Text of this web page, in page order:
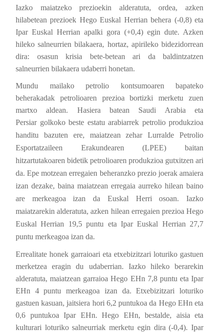
Iazko maiatzeko prezioekin alderatuta, ordea, azken
hilabetean prezioek Hego Euskal Herrian behera (-0,8) eta
Ipar Euskal Herrian apalki gora (+0,4) egin dute. Azken
hileko salneurrien bilakaera, hortaz, apirileko bidezidorrean
dira: osasun krisia bete-betean ari da baldintzatzen
salneurrien bilakaera udaberri honetan.
Mundu mailako petrolio kontsumoaren bapateko
beherakadak petrolioaren prezioa bortizki merketu zuen
martxo aldean. Hasiera batean Saudi Arabia eta
Persiar golkoko beste estatu arabiarrek petrolio produkzioa
handitu bazuten ere, maiatzean zehar Lurralde Petrolio
Esportatzaileen Erakundearen (LPEE) baitan
hitzartutakoaren bidetik petrolioaren produkzioa gutxitzen ari
da. Epe motzean erregaien beheranzko prezio joerak amaiera
izan dezake, baina maiatzean erregaia aurreko hilean baino
are merkeagoa izan da Euskal Herri osoan. Iazko
maiatzarekin alderatuta, azken hilean erregaien prezioa Hego
Euskal Herrian 19,5 puntu eta Ipar Euskal Herrian 27,7
puntu merkeagoa izan da.
Errealitate honek garraioari eta etxebizitzari loturiko gastuen
merketzea eragin du udaberrian. Iazko hileko berarekin
alderatuta, maiatzean garraioa Hego EHn 7,8 puntu eta Ipar
EHn 4 puntu merkeagoa izan da. Etxebizitzari loturiko
gastuen kasuan, jaitsiera hori 6,2 puntukoa da Hego EHn eta
0,6 puntukoa Ipar EHn. Hego EHn, bestalde, aisia eta
kulturari loturiko salneurriak merketu egin dira (-0,4). Ipar